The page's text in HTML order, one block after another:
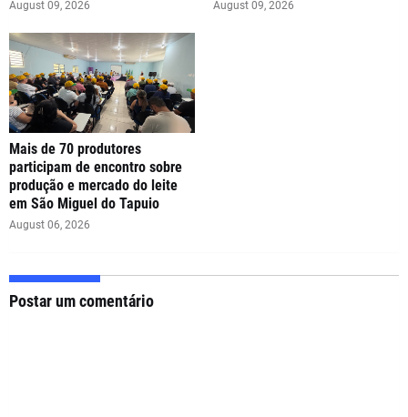
August 09, 2026 August 09, 2026
Mais de 70 produtores
participam de encontro sobre
produção e mercado do leite
em São Miguel do Tapuio
August 06, 2026
Postar um comentário